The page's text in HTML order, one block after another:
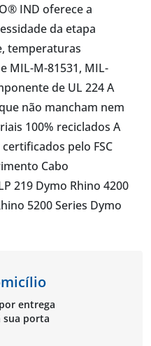
IND oferece a
da etapa
temperaturas
MIL-M-81531, MIL-
de UL 224 A
não mancham nem
100% reciclados A
pelo FSC
Cabo
219 Dymo Rhino 4200
5200 Series Dymo
entrega
sua porta